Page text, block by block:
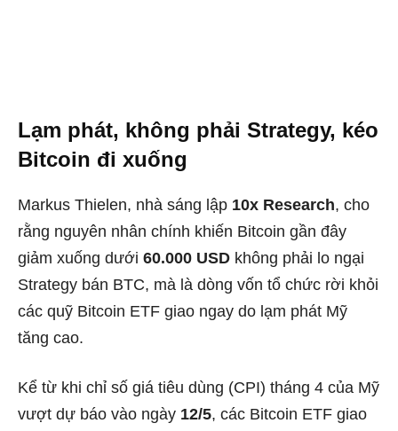
Lạm phát, không phải Strategy, kéo
Bitcoin đi xuống
Markus Thielen, nhà sáng lập 10x Research, cho
rằng nguyên nhân chính khiến Bitcoin gần đây
giảm xuống dưới 60.000 USD không phải lo ngại
Strategy bán BTC, mà là dòng vốn tổ chức rời khỏi
các quỹ Bitcoin ETF giao ngay do lạm phát Mỹ
tăng cao.
Kể từ khi chỉ số giá tiêu dùng (CPI) tháng 4 của Mỹ
vượt dự báo vào ngày 12/5, các Bitcoin ETF giao